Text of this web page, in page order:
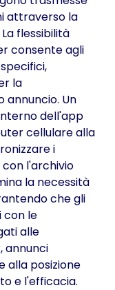
attraverso la
flessibilità
consente agli
la
annuncio. Un
dell'app
cellulare alla
i
l'archivio
la necessità
che gli
con le
alle
annunci
alla posizione
e l'efficacia.